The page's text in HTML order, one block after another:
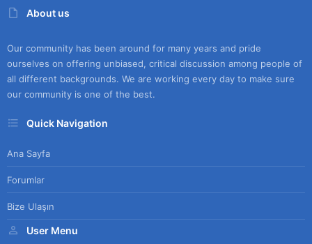
About us
Our community has been around for many years and pride
ourselves on offering unbiased, critical discussion among people of
all different backgrounds. We are working every day to make sure
our community is one of the best.
Quick Navigation
Ana Sayfa
Forumlar
Bize Ulaşın
User Menu